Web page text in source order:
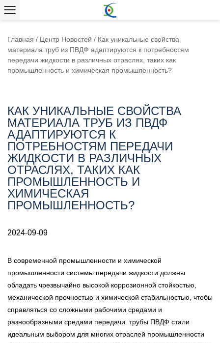
Главная / Центр Новостей / Как уникальные свойства
материала труб из ПВДФ адаптируются к потребностям
передачи жидкости в различных отраслях, таких как
промышленность и химическая промышленность?
КАК УНИКАЛЬНЫЕ СВОЙСТВА
МАТЕРИАЛА ТРУБ ИЗ ПВДФ
АДАПТИРУЮТСЯ К
ПОТРЕБНОСТЯМ ПЕРЕДАЧИ
ЖИДКОСТИ В РАЗЛИЧНЫХ
ОТРАСЛЯХ, ТАКИХ КАК
ПРОМЫШЛЕННОСТЬ И
ХИМИЧЕСКАЯ
ПРОМЫШЛЕННОСТЬ?
2024-09-09
В современной промышленности и химической
промышленности системы передачи жидкости должны
обладать чрезвычайно высокой коррозионной стойкостью,
механической прочностью и химической стабильностью, чтобы
справляться со сложными рабочими средами и
разнообразными средами передачи. трубы ПВДФ стали
идеальным выбором для многих отраслей промышленности